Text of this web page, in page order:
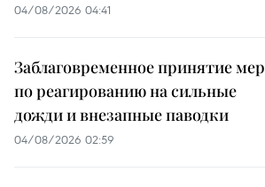
04/08/2026 04:41
Заблаговременное принятие мер
по реагированию на сильные
дожди и внезапные паводки
04/08/2026 02:59